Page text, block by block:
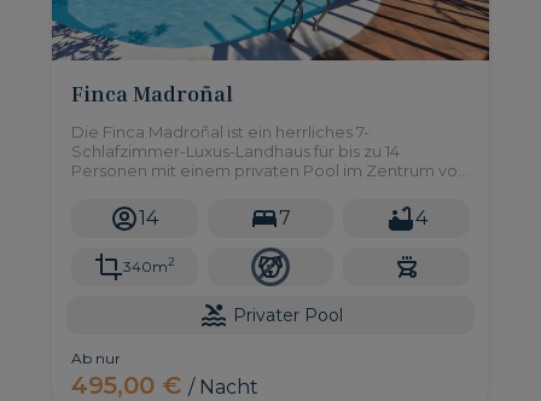
Finca Madroñal
Die Finca Madroñal ist ein herrliches 7-
Schlafzimmer-Luxus-Landhaus für bis zu 14
Personen mit einem privaten Pool im Zentrum von
14 7 4
340m2
Privater Pool
Ab nur
495,00 €/ Nacht